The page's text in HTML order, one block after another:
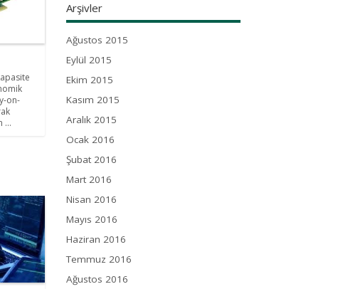
on-
...
Arşivler
Ağustos 2015
Eylül 2015
Ekim 2015
Kasım 2015
Aralık 2015
Ocak 2016
Şubat 2016
Mart 2016
Nisan 2016
Mayıs 2016
Haziran 2016
Temmuz 2016
Ağustos 2016